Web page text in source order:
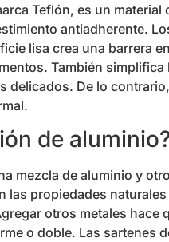
Teflón, es un
antiadherente.
lisa crea una barrera
También
delicados. De lo
de
mezcla de aluminio y
las propiedades
otros metales hace
o doble. Las sartenes